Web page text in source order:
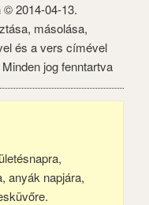
2014-04-13.
másolása,
és a vers címével
jog fenntartva
anyák napjára,